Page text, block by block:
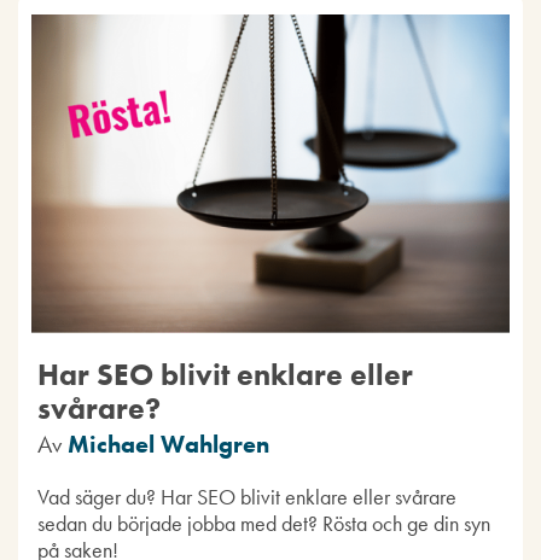
Har SEO blivit enklare eller
svårare?
Av Michael Wahlgren
Vad säger du? Har SEO blivit enklare eller svårare
sedan du började jobba med det? Rösta och ge din syn
på saken!